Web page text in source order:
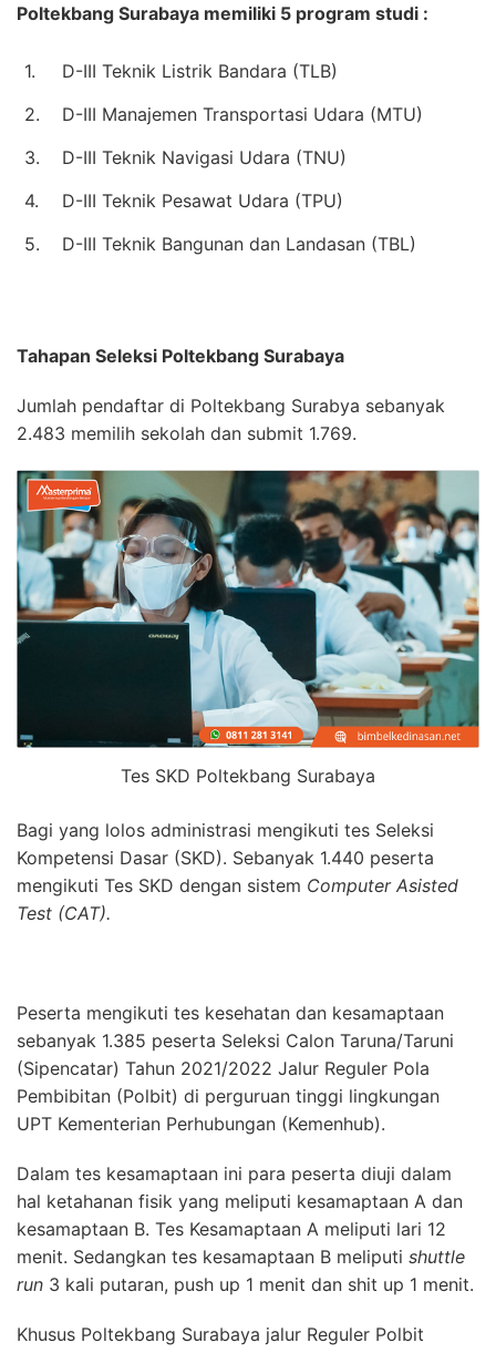
Poltekbang Surabaya memiliki 5 program studi :
1.
D-III Teknik Listrik Bandara (TLB)
2.
D-III Manajemen Transportasi Udara (MTU)
3.
D-III Teknik Navigasi Udara (TNU)
4.
D-III Teknik Pesawat Udara (TPU)
5.
D-III Teknik Bangunan dan Landasan (TBL)
Tahapan Seleksi Poltekbang Surabaya
Jumlah pendaftar di Poltekbang Surabya sebanyak
2.483 memilih sekolah dan submit 1.769.
Tes SKD Poltekbang Surabaya
Bagi yang lolos administrasi mengikuti tes Seleksi
Kompetensi Dasar (SKD). Sebanyak 1.440 peserta
mengikuti Tes SKD dengan sistem Computer Asisted
Test (CAT).
Peserta mengikuti tes kesehatan dan kesamaptaan
sebanyak 1.385 peserta Seleksi Calon Taruna/Taruni
(Sipencatar) Tahun 2021/2022 Jalur Reguler Pola
Pembibitan (Polbit) di perguruan tinggi lingkungan
UPT Kementerian Perhubungan (Kemenhub).
Dalam tes kesamaptaan ini para peserta diuji dalam
hal ketahanan fisik yang meliputi kesamaptaan A dan
kesamaptaan B. Tes Kesamaptaan A meliputi lari 12
menit. Sedangkan tes kesamaptaan B meliputi shuttle
run 3 kali putaran, push up 1 menit dan shit up 1 menit.
Khusus Poltekbang Surabaya jalur Reguler Polbit